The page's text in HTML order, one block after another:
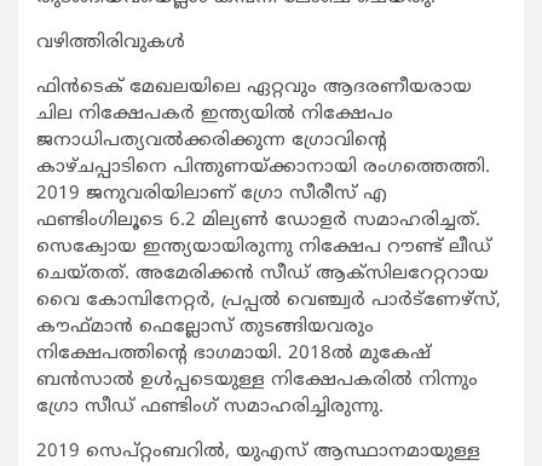
വഴിത്തിരിവുകള്‍
ഫിന്‍ടെക് മേഖലയിലെ ഏറ്റവും ആദരണീയരായ
ചില നിക്ഷേപകര്‍ ഇന്ത്യയില്‍ നിക്ഷേപം
ജനാധിപത്യവല്‍ക്കരിക്കുന്ന ഗ്രോവിന്റെ
കാഴ്ചപ്പാടിനെ പിന്തുണയ്ക്കാനായി രംഗത്തെത്തി.
2019 ജനുവരിയിലാണ് ഗ്രോ സീരീസ് എ
ഫണ്ടിംഗിലൂടെ 6.2 മില്യണ്‍ ഡോളര്‍ സമാഹരിച്ചത്.
സെക്വോയ ഇന്ത്യയായിരുന്നു നിക്ഷേപ റൗണ്ട് ലീഡ്
ചെയ്തത്. അമേരിക്കന്‍ സീഡ് ആക്‌സിലറേറ്ററായ
വൈ കോമ്പിനേറ്റര്‍, പ്രപ്പല്‍ വെഞ്ച്വര്‍ പാര്‍ട്‌ണേഴ്‌സ്,
കൗഫ്മാന്‍ ഫെല്ലോസ് തുടങ്ങിയവരും
നിക്ഷേപത്തിന്റെ ഭാഗമായി. 2018ല്‍ മുകേഷ്
ബന്‍സാല്‍ ഉള്‍പ്പടെയുള്ള നിക്ഷേപകരില്‍ നിന്നും
ഗ്രോ സീഡ് ഫണ്ടിംഗ് സമാഹരിച്ചിരുന്നു.
2019 സെപ്റ്റംബറില്‍, യുഎസ് ആസ്ഥാനമായുള്ള